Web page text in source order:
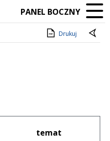
PANEL BOCZNY
Drukuj
temat